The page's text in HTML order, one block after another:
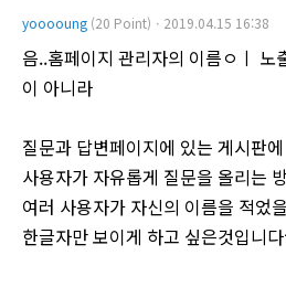
yooooung (20 Point)ㆍ2019.04.15 16:38
음..홈페이지 관리자의 이름ㅇㅣ 노
이 아니라
질문과 답변페이지에 있는 게시판에
사용자가 자유롭게 질문을 올리는
여러 사용자가 자신의 이름을 적었
한글자만 보이게 하고 싶은것입니